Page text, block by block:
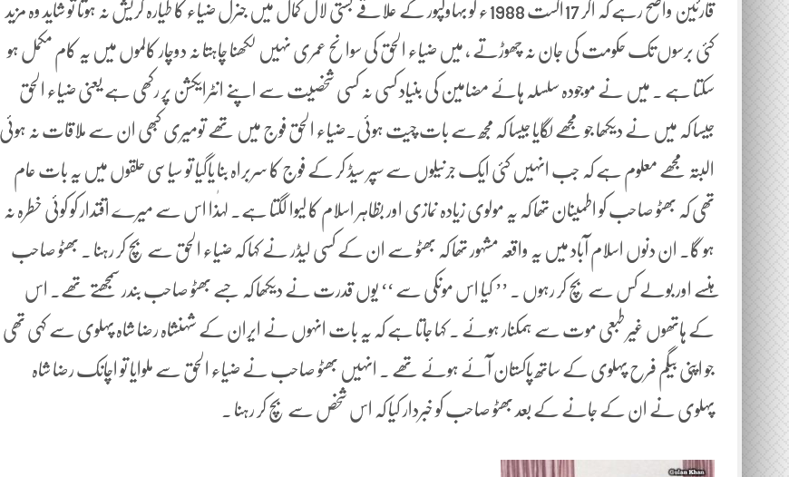
قارئین واضح رہے کہ اگر 17اگست 1988ء کو بہاولپور کے علاقے بستی لال کمال میں جنرل ضیاء کا طیارہ کریش نہ ہوتا تو شاید وہ مزید
کئی برسوں تک حکومت کی جان نہ چھوڑتے ، میں ضیاء الحق کی سوانح عمری نہیں لکھنا چاہتا نہ دوچار کالموں میں یہ کام مکمل ہو
سکتا ہے ۔ میں نے موجودہ سلسلہ ہائے مضامین کی بنیاد کسی نہ کسی شخصیت سے اپنے انٹرایکشن پر رکھی ہے یعنی ضیاء الحق
جیسا کہ میں نے دیکھا جو مجھے لگایا جیسا کہ مجھ سے بات چیت ہوئی۔ضیاء الحق فوج میں تھے تومیری کبھی ان سے ملاقات نہ ہوئی
البتہ مجھے معلوم ہے کہ جب انہیں کئی ایک جرنیلوں سے سپر سیڈ کر کے فوج کا سربراہ بنا یاگیا تو سیاسی حلقوں میں یہ بات عام
تھی کہ بھٹو صاحب کو اطمینان تھا کہ یہ مولوی زیادہ نمازی اور بظاہر اسلام کا لیوا لگتا ہے۔ لہٰذا اس سے میرے اقتدار کو کوئی خطرہ نہ
ہو گا۔ ان دنوں اسلام آباد میں یہ واقعہ مشہور تھا کہ بھٹو سے ان کے کسی لیڈر نے کہا کہ ضیاء الحق سے بچ کر رہنا ۔ بھٹو صاحب
ہنسے اور بولے کس سے بچ کر رہوں ۔ ’’ کیا اس مونکی سے ‘‘ یوں قدرت نے دیکھا کہ جسے بھٹو صاحب بندر سمجھتے تھے۔ اس
کے ہاتھوں غیر طبعی موت سے ہمکنار ہوئے ۔ کہا جاتا ہے کہ یہ بات انہوں نے ایران کے شہنشاہ رضا شاہ پہلوی سے کہی تھی
جو اپنی بیگم فرح پہلوی کے ساتھ پاکستان آئے ہوئے تھے ۔ انہیں بھٹو صاحب نے ضیاء الحق سے ملوایا تو اچانک رضا شاہ
پہلوی نے ان کے جانے کے بعد بھٹو صاحب کو خبردار کیا کہ اس شخص سے بچ کر رہنا ۔